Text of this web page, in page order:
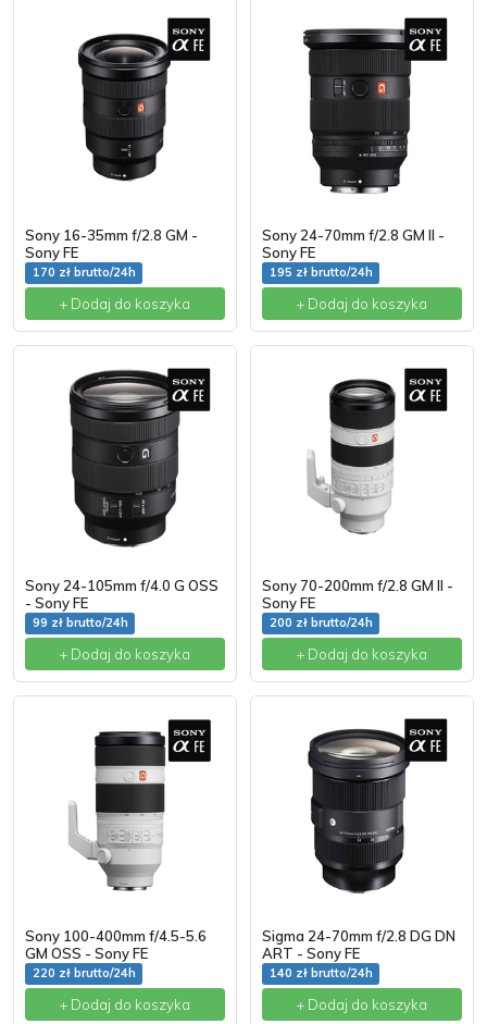
Sony 16-35mm f/2.8 GM -
Sony FE
170 zł brutto/24h
+ Dodaj do koszyka
Sony 24-70mm f/2.8 GM II -
Sony FE
195 zł brutto/24h
+ Dodaj do koszyka
Sony 24-105mm f/4.0 G OSS
- Sony FE
99 zł brutto/24h
+ Dodaj do koszyka
Sony 70-200mm f/2.8 GM II -
Sony FE
200 zł brutto/24h
+ Dodaj do koszyka
Sony 100-400mm f/4.5-5.6
GM OSS - Sony FE
220 zł brutto/24h
+ Dodaj do koszyka
Sigma 24-70mm f/2.8 DG DN
ART - Sony FE
140 zł brutto/24h
+ Dodaj do koszyka